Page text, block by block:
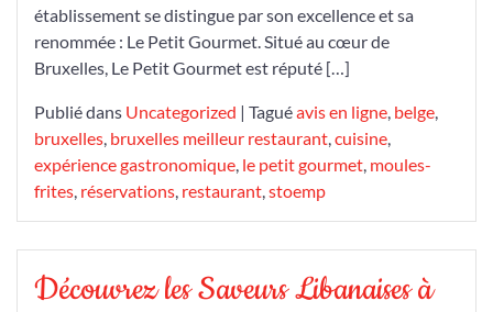
établissement se distingue par son excellence et sa
renommée : Le Petit Gourmet. Situé au cœur de
Bruxelles, Le Petit Gourmet est réputé […]
Publié dans Uncategorized | Taguéavis en ligne, belge,
bruxelles, bruxelles meilleur restaurant,cuisine,
expérience gastronomique, le petit gourmet, moules-
frites, réservations, restaurant,stoemp
Découvrez les Saveurs Libanaises à